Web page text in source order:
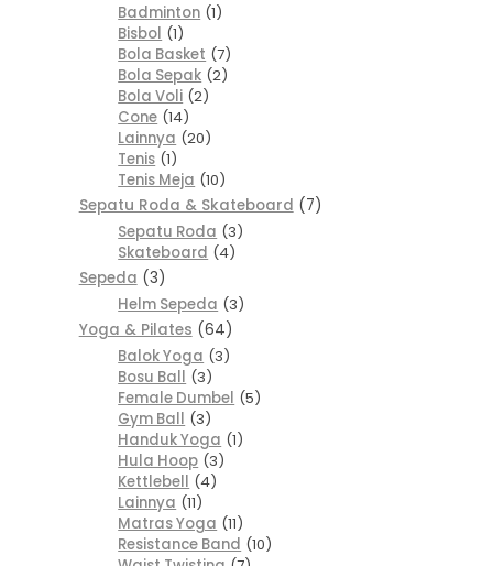
Badminton 1
Bisbol 1
Bola Basket 7
Bola Sepak 2
Bola Voli 2
Cone 14
Lainnya 20
Tenis 1
Tenis Meja 10
Sepatu Roda & Skateboard
7
Sepatu Roda 3
Skateboard 4
Sepeda
3
Helm Sepeda 3
Yoga & Pilates
64
Balok Yoga 3
Bosu Ball 3
Female Dumbel 5
Gym Ball 3
Handuk Yoga 1
Hula Hoop 3
Kettlebell 4
Lainnya 11
Matras Yoga 11
Resistance Band 10